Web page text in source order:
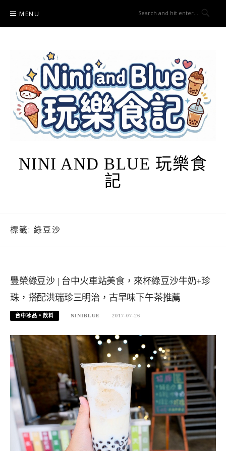
content
MENU
NINI AND BLUE 玩樂食
記
標籤: 綠豆沙
豐榮綠豆沙 | 台中火車站美食，來杯綠豆沙牛奶+珍
珠，搭配洪瑞珍三明治，古早味下午茶推薦
台中冰品。飲料 NINIBLUE 2017-07-26